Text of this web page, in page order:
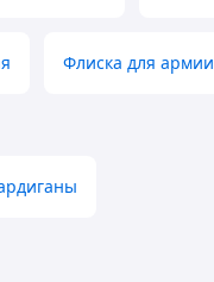
Флиска для армии